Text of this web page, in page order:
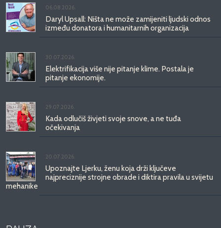
06.08.2026.
Daryl Upsall: Ništa ne može zamijeniti ljudski odnos
između donatora i humanitarnih organizacija
30.07.2026.
Elektrifikacija više nije pitanje klime. Postala je
pitanje ekonomije.
29.07.2026.
Kada odlučiš živjeti svoje snove, a ne tuđa
očekivanja
20.07.2026.
Upoznajte Ljerku, ženu koja drži ključeve
najpreciznije strojne obrade i diktira pravila u svijetu
mehanike